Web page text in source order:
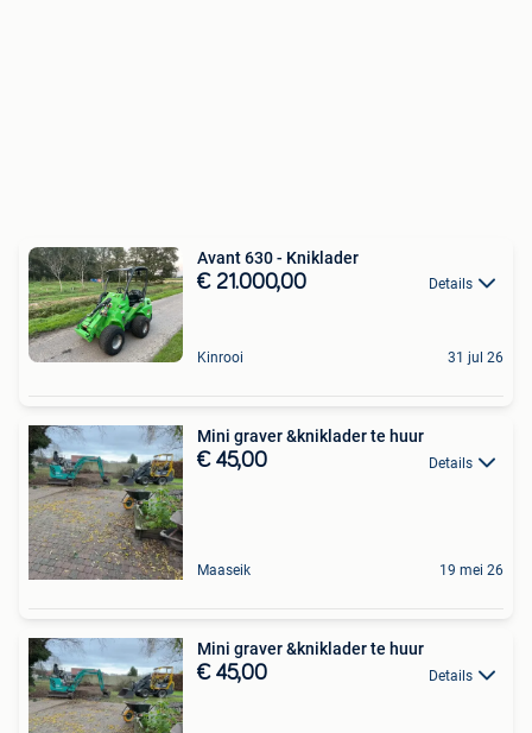
Avant 630 - Kniklader
€ 21.000,00 Details
Kinrooi 31 jul 26
Mini graver &kniklader te huur
€ 45,00 Details
Maaseik 19 mei 26
Mini graver &kniklader te huur
€ 45,00 Details